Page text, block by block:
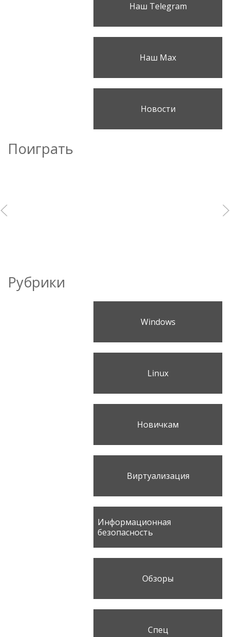
Наш Telegram
Наш Max
Новости
Поиграть
Рубрики
Windows
Linux
Новичкам
Виртуализация
Информационная
безопасность
Обзоры
Спец